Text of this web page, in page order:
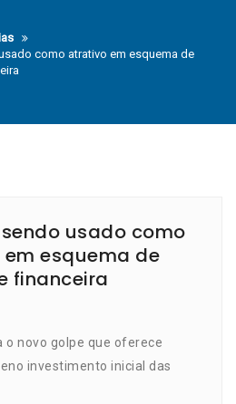
como atrativo em esquema de
usado como
esquema de
financeira
novo golpe que oferece
investimento inicial das